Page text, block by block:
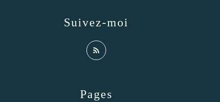
Pages
Suivez-moi